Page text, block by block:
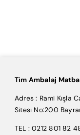
Tim Ambalaj
Adres : Rami Kışla
Sitesi No:200
TEL : 0212 801 82